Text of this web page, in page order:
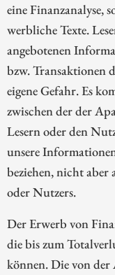
eine Finanzanalyse,
werbliche Texte.
angebotenen
bzw. Transaktionen
eigene Gefahr. Es
zwischen der der
Lesern oder den
unsere
beziehen, nicht aber
oder Nutzers.
Der Erwerb von
die bis zum
können. Die von